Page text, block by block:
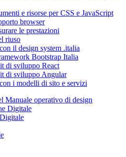
e risorse per CSS e JavaScript
browser
le prestazioni
riuso
il design system .italia
Bootstrap Italia
di sviluppo React
di sviluppo Angular
i modelli di sito e servizi
Manuale operativo di design